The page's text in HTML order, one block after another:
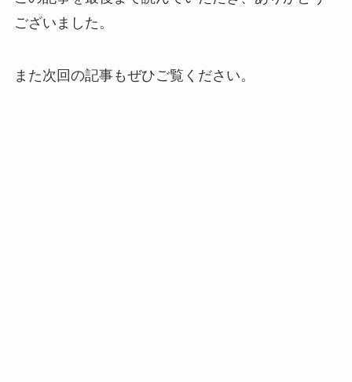
ございました。
また次回の記事もぜひご覧ください。